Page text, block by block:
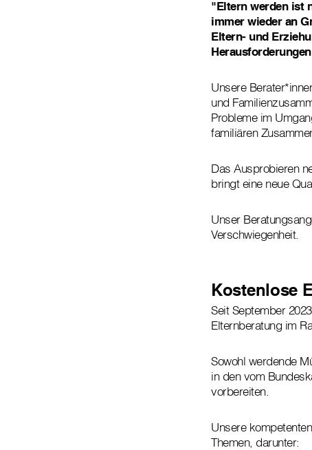
"Eltern werden ist
immer wieder an
Eltern- und
Unsere
und
Probleme im
familiären
Das Ausprobieren
bringt eine neue
Unser
Verschwiegenheit.
Kostenlose
Seit September
Elternberatung im
Sowohl werdende
in den vom
vorbereiten.
Unsere
Themen, darunter: